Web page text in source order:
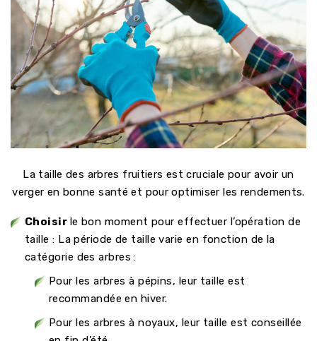
La taille des arbres fruitiers est cruciale pour avoir un
verger en bonne santé et pour optimiser les rendements.
Choisir le bon moment pour effectuer l’opération de
taille : La période de taille varie en fonction de la
catégorie des arbres :
Pour les arbres à pépins, leur taille est
recommandée en hiver.
Pour les arbres à noyaux, leur taille est conseillée